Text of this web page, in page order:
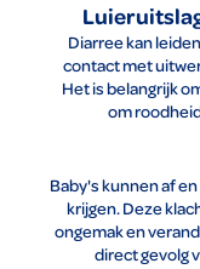
Diarree kan
contact met
Het is belangrijk
om
Baby's kunnen af
krijgen. Deze
ongemak en
direct gevolg